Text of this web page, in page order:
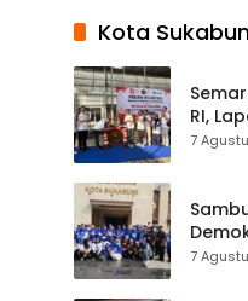
Kota
RI,
Resmi
7
7